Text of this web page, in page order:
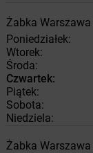
Żabka Warszawa
Poniedziałek:
Wtorek:
Środa:
Czwartek:
Piątek:
Sobota:
Niedziela:
Żabka Warszawa